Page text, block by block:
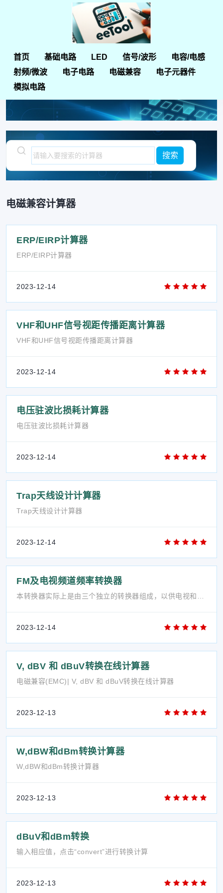
首页 基础电路 LED 信号/波形
电容/电感
射频/微波
电子电路 电磁兼容
电子元器件
模拟电路
电磁兼容计算器
ERP/EIRP计算器
ERP/EIRP计算器
2023-12-14
VHF和UHF信号视距传播距离计算器
VHF和UHF信号视距传播距离计算器
2023-12-14
电压驻波比损耗计算器
电压驻波比损耗计算器
2023-12-14
Trap天线设计计算器
Trap天线设计计算器
2023-12-14
FM及电视频道频率转换器
2023-12-14
V, dBV 和 dBuV转换在线计算器
电磁兼容(EMC)| V, dBV 和 dBuV转换在线计算器
2023-12-13
W,dBW和dBm转换计算器
W,dBW和dBm转换计算器
2023-12-13
dBuV和dBm转换
输入相应值，点击“convert”进行转换计算
2023-12-13